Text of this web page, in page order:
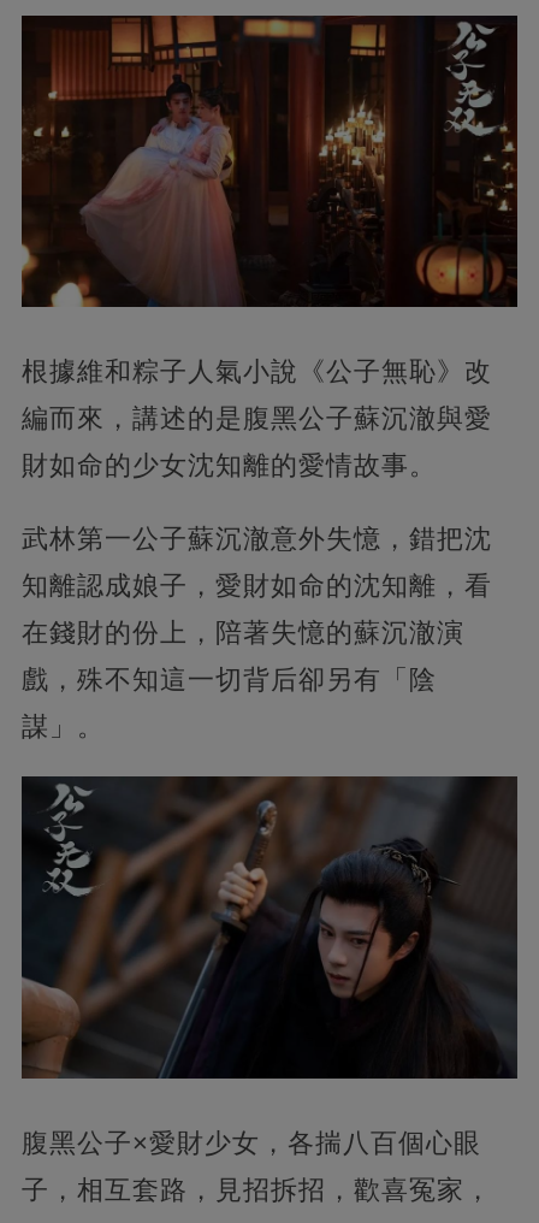
根據維和粽子人氣小說《公子無恥》改
編而來，講述的是腹黑公子蘇沉澈與愛
財如命的少女沈知離的愛情故事。
武林第一公子蘇沉澈意外失憶，錯把沈
知離認成娘子，愛財如命的沈知離，看
在錢財的份上，陪著失憶的蘇沉澈演
戲，殊不知這一切背后卻另有「陰
謀」。
腹黑公子×愛財少女，各揣八百個心眼
子，相互套路，見招拆招，歡喜冤家，